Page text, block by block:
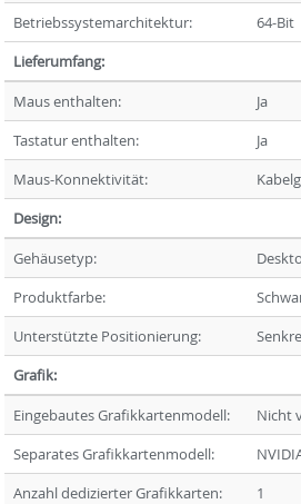
Betriebssystemarchitektur:
64-Bit
Lieferumfang:
Maus enthalten:
Ja
Tastatur enthalten:
Ja
Maus-Konnektivität:
Design:
Gehäusetyp:
Produktfarbe:
Unterstützte Positionierung:
Grafik:
Eingebautes Grafikkartenmodell:
Nicht
Separates Grafikkartenmodell:
Anzahl dedizierter Grafikkarten:
1